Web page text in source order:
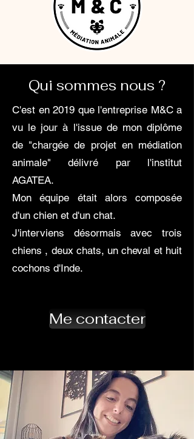
Qui sommes nous ?
C'est en 2019 que l'entreprise M&C a
vu le jour à l'issue de mon diplôme
de "chargée de projet en médiation
animale" délivré par l'institut
AGATEA.
Mon équipe était alors composée
d'un chien et d'un chat.
J'interviens désormais avec trois
chiens , deux chats, un cheval et huit
cochons d'Inde.
Me contacter